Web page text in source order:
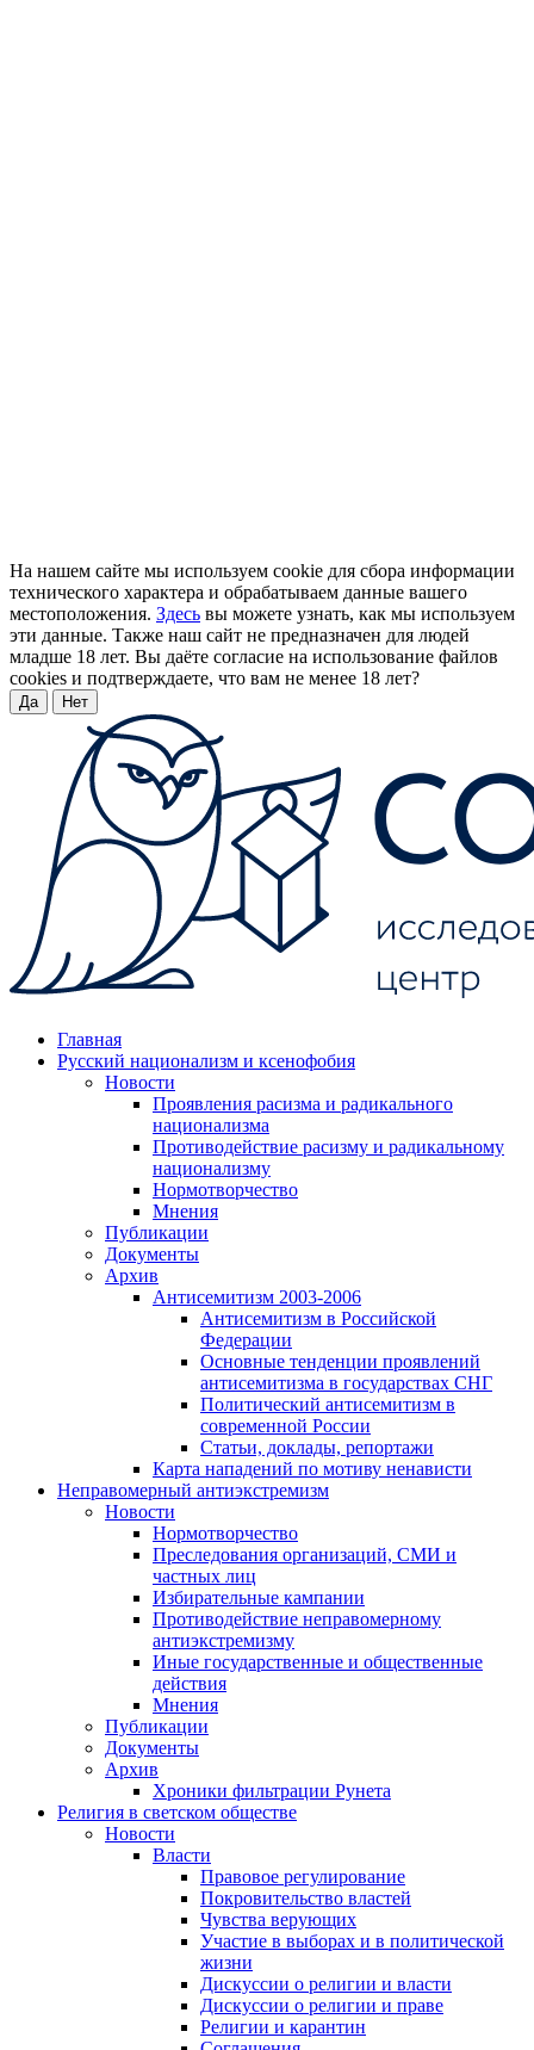
На нашем сайте мы используем cookie для сбора информации
технического характера и обрабатываем данные вашего
местоположения. Здесь вы можете узнать, как мы используем
эти данные. Также наш сайт не предназначен для людей
младше 18 лет. Вы даёте согласие на использование файлов
cookies и подтверждаете, что вам не менее 18 лет?
Да Нет
Главная
Русский национализм и ксенофобия
Новости
Проявления расизма и радикального
национализма
Противодействие расизму и радикальному
национализму
Нормотворчество
Мнения
Публикации
Документы
Архив
Антисемитизм 2003-2006
Антисемитизм в Российской
Федерации
Основные тенденции проявлений
антисемитизма в государствах СНГ
Политический антисемитизм в
современной России
Статьи, доклады, репортажи
Карта нападений по мотиву ненависти
Неправомерный антиэкстремизм
Новости
Нормотворчество
Преследования организаций, СМИ и
частных лиц
Избирательные кампании
Противодействие неправомерному
антиэкстремизму
Иные государственные и общественные
действия
Мнения
Публикации
Документы
Архив
Хроники фильтрации Рунета
Религия в светском обществе
Новости
Власти
Правовое регулирование
Покровительство властей
Чувства верующих
Участие в выборах и в политической
жизни
Дискуссии о религии и власти
Дискуссии о религии и праве
Религии и карантин